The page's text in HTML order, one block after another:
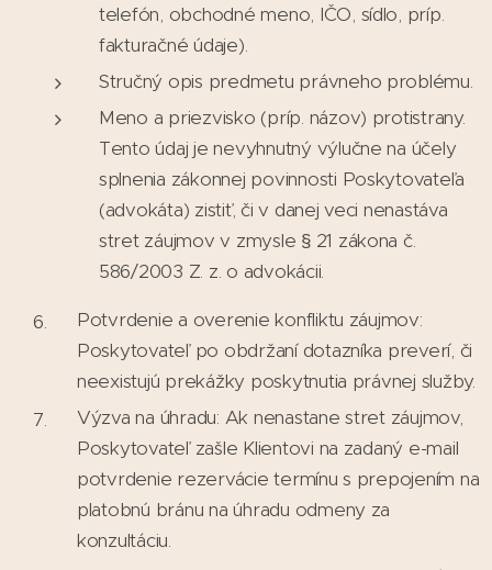
telefón, obchodné meno, IČO, sídlo, príp.
fakturačné údaje).
Stručný opis predmetu právneho problému.
Meno a priezvisko (príp. názov) protistrany.
Tento údaj je nevyhnutný výlučne na účely
splnenia zákonnej povinnosti Poskytovateľa
(advokáta) zistiť, či v danej veci nenastáva
stret záujmov v zmysle § 21 zákona č.
586/2003 Z. z. o advokácii.
Potvrdenie a overenie konfliktu záujmov:
Poskytovateľ po obdržaní dotazníka preverí, či
neexistujú prekážky poskytnutia právnej služby.
Výzva na úhradu: Ak nenastane stret záujmov,
Poskytovateľ zašle Klientovi na zadaný e-mail
potvrdenie rezervácie termínu s prepojením na
platobnú bránu na úhradu odmeny za
konzultáciu.